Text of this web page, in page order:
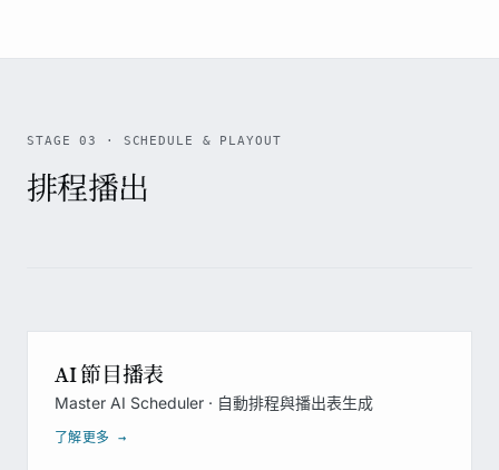
STAGE 03 · SCHEDULE & PLAYOUT
排程播出
AI 節目播表
Master AI Scheduler · 自動排程與播出表生成
了解更多 →